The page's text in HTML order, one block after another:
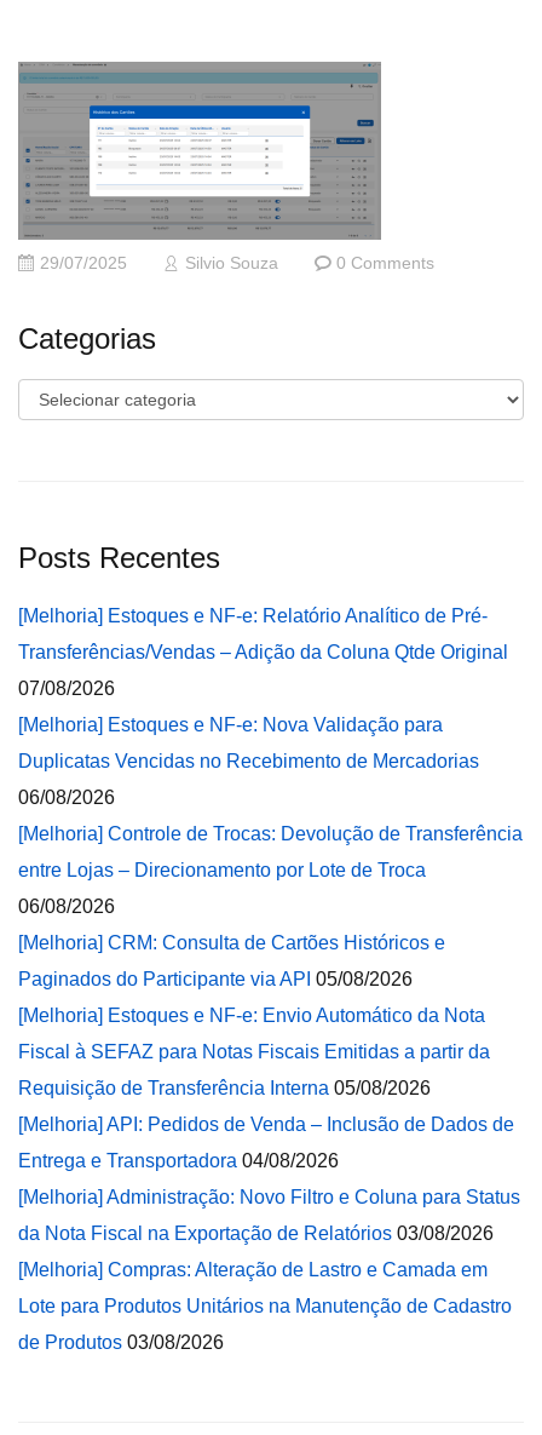
29/07/2025 Silvio Souza 0 Comments
Categorias
Categorias
Posts Recentes
[Melhoria] Estoques e NF-e: Relatório Analítico de Pré-
Transferências/Vendas – Adição da Coluna Qtde Original
07/08/2026
[Melhoria] Estoques e NF-e: Nova Validação para
Duplicatas Vencidas no Recebimento de Mercadorias
06/08/2026
[Melhoria] Controle de Trocas: Devolução de Transferência
entre Lojas – Direcionamento por Lote de Troca
06/08/2026
[Melhoria] CRM: Consulta de Cartões Históricos e
Paginados do Participante via API 05/08/2026
[Melhoria] Estoques e NF-e: Envio Automático da Nota
Fiscal à SEFAZ para Notas Fiscais Emitidas a partir da
Requisição de Transferência Interna 05/08/2026
[Melhoria] API: Pedidos de Venda – Inclusão de Dados de
Entrega e Transportadora 04/08/2026
[Melhoria] Administração: Novo Filtro e Coluna para Status
da Nota Fiscal na Exportação de Relatórios 03/08/2026
[Melhoria] Compras: Alteração de Lastro e Camada em
Lote para Produtos Unitários na Manutenção de Cadastro
de Produtos 03/08/2026